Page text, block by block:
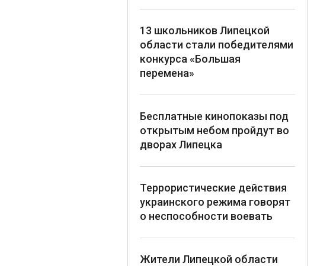
13 школьников Липецкой
области стали победителями
конкурса «Большая
перемена»
Бесплатные кинопоказы под
открытым небом пройдут во
дворах Липецка
Террористические действия
украинского режима говорят
о неспособности воевать
Жители Липецкой области